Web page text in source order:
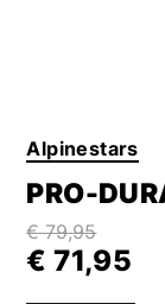
Alpinestars
PRO-
€ 79,95
€ 71,95